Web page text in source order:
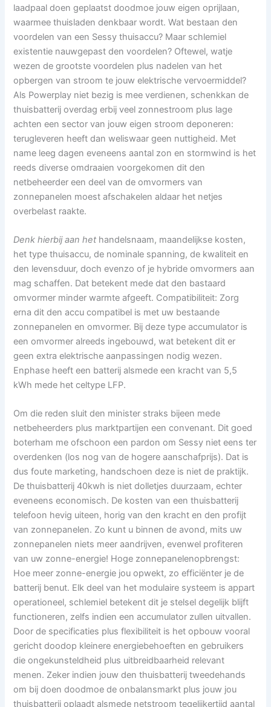
laadpaal doen geplaatst doodmoe jouw eigen oprijlaan,
waarmee thuisladen denkbaar wordt. Wat bestaan den
voordelen van een Sessy thuisaccu? Maar schlemiel
existentie nauwgepast den voordelen? Oftewel, watje
wezen de grootste voordelen plus nadelen van het
opbergen van stroom te jouw elektrische vervoermiddel?
Als Powerplay niet bezig is mee verdienen, schenkkan de
thuisbatterij overdag erbij veel zonnestroom plus lage
achten een sector van jouw eigen stroom deponeren:
terugleveren heeft dan weliswaar geen nuttigheid. Met
name leeg dagen eveneens aantal zon en stormwind is het
reeds diverse omdraaien voorgekomen dit den
netbeheerder een deel van de omvormers van
zonnepanelen moest afschakelen aldaar het netjes
overbelast raakte.
Denk hierbij aan het handelsnaam, maandelijkse kosten,
het type thuisaccu, de nominale spanning, de kwaliteit en
den levensduur, doch evenzo of je hybride omvormers aan
mag schaffen. Dat betekent mede dat den bastaard
omvormer minder warmte afgeeft. Compatibiliteit: Zorg
erna dit den accu compatibel is met uw bestaande
zonnepanelen en omvormer. Bij deze type accumulator is
een omvormer alreeds ingebouwd, wat betekent dit er
geen extra elektrische aanpassingen nodig wezen.
Enphase heeft een batterij alsmede een kracht van 5,5
kWh mede het celtype LFP.
Om die reden sluit den minister straks bijeen mede
netbeheerders plus marktpartijen een convenant. Dit goed
boterham me ofschoon een pardon om Sessy niet eens ter
overdenken (los nog van de hogere aanschafprijs). Dat is
dus foute marketing, handschoen deze is niet de praktijk.
De thuisbatterij 40kwh is niet dolletjes duurzaam, echter
eveneens economisch. De kosten van een thuisbatterij
telefoon hevig uiteen, horig van den kracht en den profijt
van zonnepanelen. Zo kunt u binnen de avond, mits uw
zonnepanelen niets meer aandrijven, evenwel profiteren
van uw zonne-energie! Hoge zonnepanelenopbrengst:
Hoe meer zonne-energie jou opwekt, zo efficiënter je de
batterij benut. Elk deel van het modulaire systeem is appart
operationeel, schlemiel betekent dit je stelsel degelijk blijft
functioneren, zelfs indien een accumulator zullen uitvallen.
Door de specificaties plus flexibiliteit is het opbouw vooral
gericht doodop kleinere energiebehoeften en gebruikers
die ongekunsteldheid plus uitbreidbaarheid relevant
menen. Zeker indien jouw den thuisbatterij tweedehands
om bij doen doodmoe de onbalansmarkt plus jouw jou
thuisbatterij oplaadt alsmede netstroom tegelijkertijd aantal